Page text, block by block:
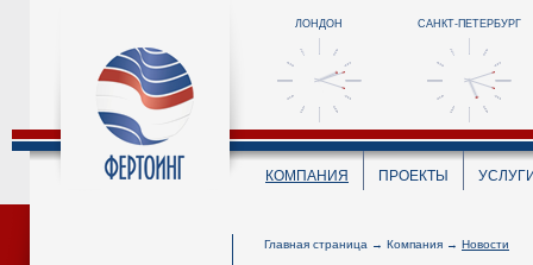
ЛОНДОН САНКТ-ПЕТЕРБУРГ
КОМПАНИЯ ПРОЕКТЫ
Главная страница → Компания → Новости